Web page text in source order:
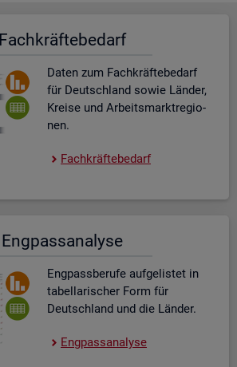
Fach­kräf­te­be­darf
Daten zum Fach­kräf­te­be­darf
für Deutsch­land sowie Län­der,
Krei­se und Ar­beits­markt­re­gio­
nen.
Fach­kräf­te­be­darf
Eng­pass­ana­ly­se
Eng­pass­be­ru­fe auf­ge­lis­tet in
ta­bel­la­ri­scher Form für
Deutsch­land und die Län­der.
Eng­pass­ana­ly­se